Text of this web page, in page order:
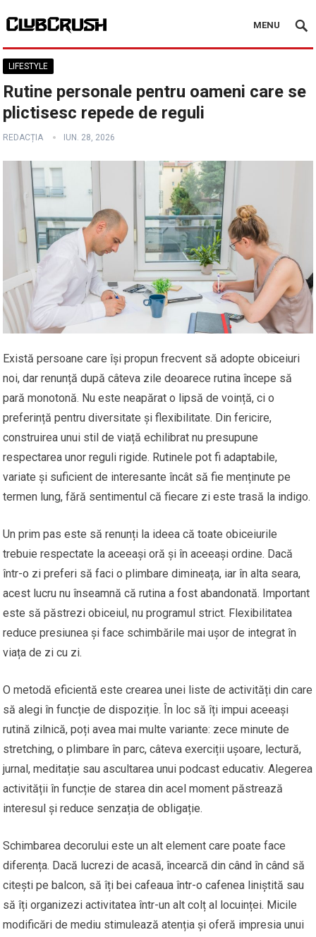
MENU
LIFESTYLE
Rutine personale pentru oameni care se
plictisesc repede de reguli
REDACȚIA IUN. 28, 2026
Există persoane care își propun frecvent să adopte obiceiuri
noi, dar renunță după câteva zile deoarece rutina începe să
pară monotonă. Nu este neapărat o lipsă de voință, ci o
preferință pentru diversitate și flexibilitate. Din fericire,
construirea unui stil de viață echilibrat nu presupune
respectarea unor reguli rigide. Rutinele pot fi adaptabile,
variate și suficient de interesante încât să fie menținute pe
termen lung, fără sentimentul că fiecare zi este trasă la indigo.
Un prim pas este să renunți la ideea că toate obiceiurile
trebuie respectate la aceeași oră și în aceeași ordine. Dacă
într-o zi preferi să faci o plimbare dimineața, iar în alta seara,
acest lucru nu înseamnă că rutina a fost abandonată. Important
este să păstrezi obiceiul, nu programul strict. Flexibilitatea
reduce presiunea și face schimbările mai ușor de integrat în
viața de zi cu zi.
O metodă eficientă este crearea unei liste de activități din care
să alegi în funcție de dispoziție. În loc să îți impui aceeași
rutină zilnică, poți avea mai multe variante: zece minute de
stretching, o plimbare în parc, câteva exerciții ușoare, lectură,
jurnal, meditație sau ascultarea unui podcast educativ. Alegerea
activității în funcție de starea din acel moment păstrează
interesul și reduce senzația de obligație.
Schimbarea decorului este un alt element care poate face
diferența. Dacă lucrezi de acasă, încearcă din când în când să
citești pe balcon, să îți bei cafeaua într-o cafenea liniștită sau
să îți organizezi activitatea într-un alt colț al locuinței. Micile
modificări de mediu stimulează atenția și oferă impresia unui